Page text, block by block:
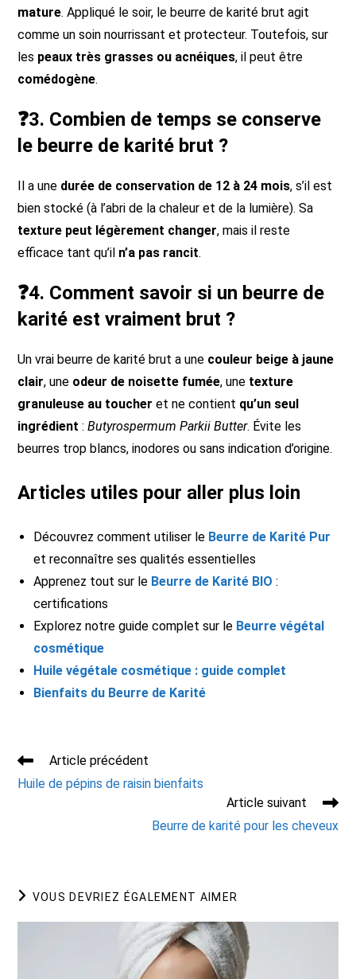
mature. Appliqué le soir, le beurre de karité brut agit
comme un soin nourrissant et protecteur. Toutefois, sur
les peaux très grasses ou acnéiques, il peut être
comédogène.
❓3. Combien de temps se conserve
le beurre de karité brut ?
Il a une durée de conservation de 12 à 24 mois, s’il est
bien stocké (à l’abri de la chaleur et de la lumière). Sa
texture peut légèrement changer, mais il reste
efficace tant qu’il n’a pas rancit.
❓4. Comment savoir si un beurre de
karité est vraiment brut ?
Un vrai beurre de karité brut a une couleur beige à jaune
clair, une odeur de noisette fumée, une texture
granuleuse au toucher et ne contient qu’un seul
ingrédient :Butyrospermum Parkii Butter. Évite les
beurres trop blancs, inodores ou sans indication d’origine.
Articles utiles pour aller plus loin
Découvrez comment utiliser le Beurre de Karité Pur
et reconnaître ses qualités essentielles
Apprenez tout sur le Beurre de Karité BIO :
certifications
Explorez notre guide complet sur le Beurre végétal
cosmétique
Huile végétale cosmétique : guide complet
Bienfaits du Beurre de Karité
Read
articles
Article précédent
Huile de pépins de raisin bienfaits
Article suivant
Beurre de karité pour les cheveux
VOUS DEVRIEZ ÉGALEMENT AIMER